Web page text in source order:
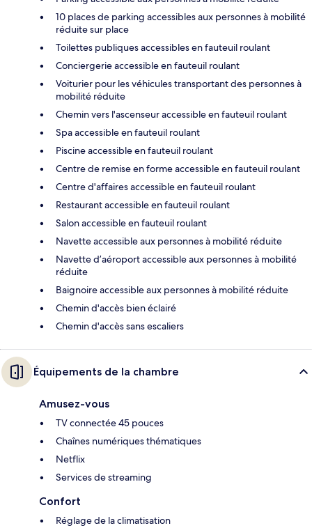
10 places de parking accessibles aux personnes à mobilité
réduite sur place
Toilettes publiques accessibles en fauteuil roulant
Conciergerie accessible en fauteuil roulant
Voiturier pour les véhicules transportant des personnes à
mobilité réduite
Chemin vers l'ascenseur accessible en fauteuil roulant
Spa accessible en fauteuil roulant
Piscine accessible en fauteuil roulant
Centre de remise en forme accessible en fauteuil roulant
Centre d'affaires accessible en fauteuil roulant
Restaurant accessible en fauteuil roulant
Salon accessible en fauteuil roulant
Navette accessible aux personnes à mobilité réduite
Navette d’aéroport accessible aux personnes à mobilité
réduite
Baignoire accessible aux personnes à mobilité réduite
Chemin d'accès bien éclairé
Chemin d'accès sans escaliers
Équipements de la chambre
Amusez-vous
TV connectée 45 pouces
Chaînes numériques thématiques
Netflix
Services de streaming
Confort
Réglage de la climatisation